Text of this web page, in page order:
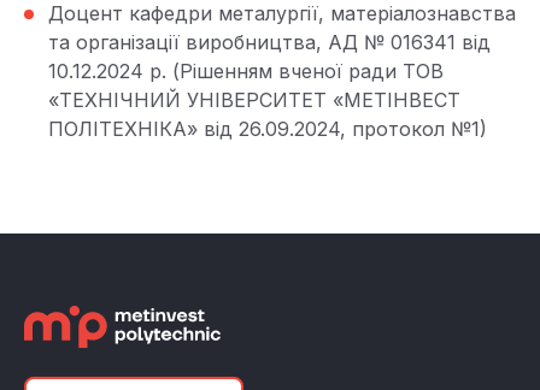
Доцент кафедри металургії, матеріалознавства
та організації виробництва, АД № 016341 від
10.12.2024 р. (Рішенням вченої ради ТОВ
«ТЕХНІЧНИЙ УНІВЕРСИТЕТ «МЕТІНВЕСТ
ПОЛІТЕХНІКА» від 26.09.2024, протокол №1)